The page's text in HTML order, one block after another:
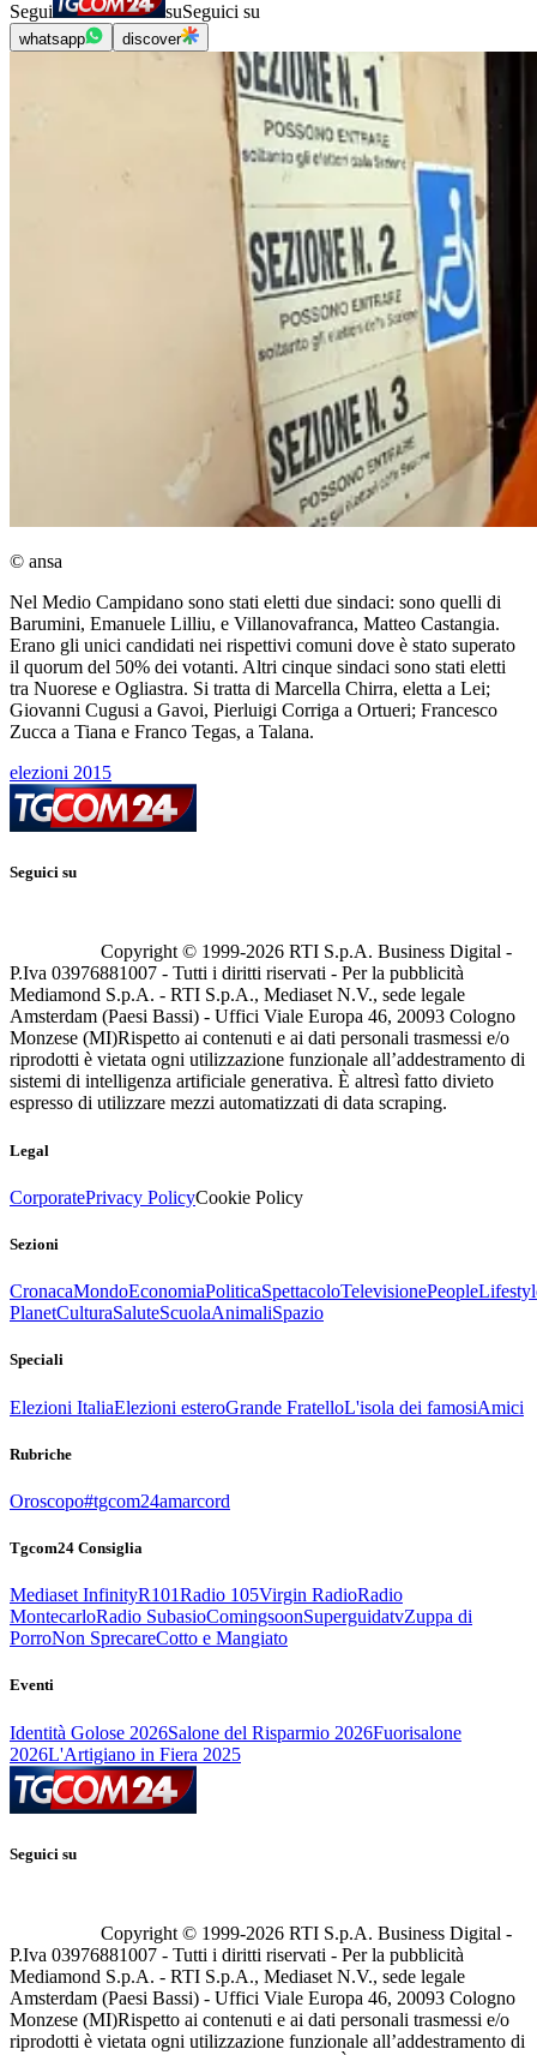
Segui suSeguici su
whatsapp discover
© ansa
Nel Medio Campidano sono stati eletti due sindaci: sono quelli di
Barumini, Emanuele Lilliu, e Villanovafranca, Matteo Castangia.
Erano gli unici candidati nei rispettivi comuni dove è stato superato
il quorum del 50% dei votanti. Altri cinque sindaci sono stati eletti
tra Nuorese e Ogliastra. Si tratta di Marcella Chirra, eletta a Lei;
Giovanni Cugusi a Gavoi, Pierluigi Corriga a Ortueri; Francesco
Zucca a Tiana e Franco Tegas, a Talana.
elezioni 2015
Seguici su
Copyright © 1999-2026 RTI S.p.A. Business Digital -
P.Iva 03976881007 - Tutti i diritti riservati - Per la pubblicità
Mediamond S.p.A. - RTI S.p.A., Mediaset N.V., sede legale
Amsterdam (Paesi Bassi) - Uffici Viale Europa 46, 20093 Cologno
Monzese (MI)Rispetto ai contenuti e ai dati personali trasmessi e/o
riprodotti è vietata ogni utilizzazione funzionale all’addestramento di
sistemi di intelligenza artificiale generativa. È altresì fatto divieto
espresso di utilizzare mezzi automatizzati di data scraping.
Legal
CorporatePrivacy PolicyCookie Policy
Sezioni
CronacaMondoEconomiaPoliticaSpettacoloTelevisionePeople
PlanetCulturaSaluteScuolaAnimaliSpazio
Speciali
Elezioni ItaliaElezioni esteroGrande FratelloL'isola dei famosiAmici
Rubriche
Oroscopo#tgcom24amarcord
Tgcom24 Consiglia
Mediaset InfinityR101Radio 105Virgin RadioRadio
MontecarloRadio SubasioComingsoonSuperguidatvZuppa di
PorroNon SprecareCotto e Mangiato
Eventi
Identità Golose 2026Salone del Risparmio 2026Fuorisalone
2026L'Artigiano in Fiera 2025
Seguici su
Copyright © 1999-2026 RTI S.p.A. Business Digital -
P.Iva 03976881007 - Tutti i diritti riservati - Per la pubblicità
Mediamond S.p.A. - RTI S.p.A., Mediaset N.V., sede legale
Amsterdam (Paesi Bassi) - Uffici Viale Europa 46, 20093 Cologno
Monzese (MI)Rispetto ai contenuti e ai dati personali trasmessi e/o
riprodotti è vietata ogni utilizzazione funzionale all’addestramento di